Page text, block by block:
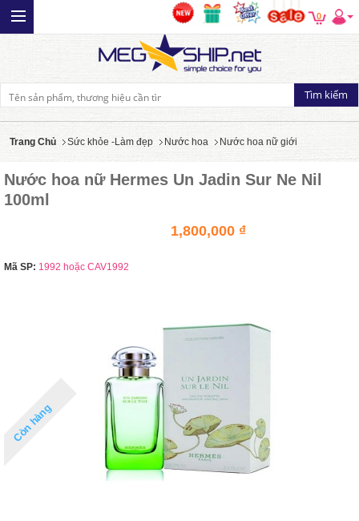
0
Trang Chủ Sức khỏe -Làm đẹp Nước hoa Nước hoa nữ giới
Nước hoa nữ Hermes Un Jadin Sur Ne Nil
100ml
1,800,000 ₫
Mã SP: 1992 hoặc CAV1992
Còn hàng